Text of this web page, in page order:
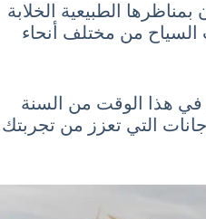
الطبيعية الخلابة
السياح من مختلف أنحاء
في هذا الوقت من السنة
التي تعزز من تجربتك